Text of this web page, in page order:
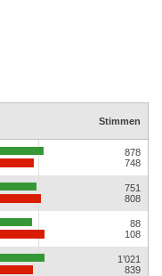
Stimmen
878
748
751
808
88
108
1’021
839